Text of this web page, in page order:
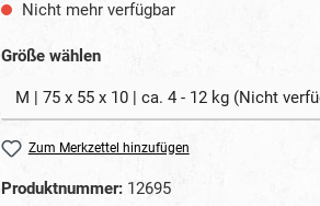
Nicht mehr verfügbar
Größe wählenauswählen
Zum Merkzettel hinzufügen
Produktnummer: 12695